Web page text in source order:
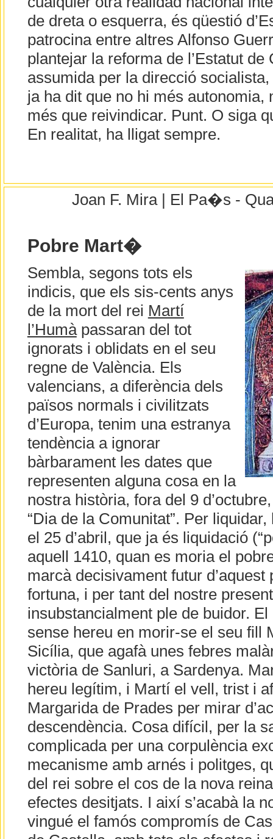
de dreta o esquerra, és qüestió
patrocina entre altres Alfonso
plantejar la reforma de l’Estatut de
assumida per la direcció
ja ha dit que no hi més autonomia,
més que reivindicar. Punt. O siga
En realitat, ha lligat sempre.
Joan F. Mira | El Pa�s -
Pobre Mart�
Sembla, segons tots els
indicis, que els sis-cents anys
de la mort del rei Martí
l’Humàpassaran del tot
ignorats i oblidats en el seu
regne de València. Els
valencians, a diferència dels
països normals i civilitzats
d’Europa, tenim una estranya
tendència a ignorar
bàrbarament les dates que
representen alguna cosa en la
nostra història, fora del 9
“Dia de la Comunitat”. Per
el 25 d’abril, que ja és liquidació
aquell 1410, quan es moria el
marcà decisivament futur
fortuna, i per tant del nostre
insubstancialment ple de buidor.
sense hereu en morir-se el seu fill
Sicília, que agafà unes febres
victòria de Sanluri, a Sardenya.
hereu legítim, i Martí el vell, trist i
Margarida de Prades per mirar
descendència. Cosa difícil, per la
complicada per una corpulència
mecanisme amb arnés i politges,
del rei sobre el cos de la nova
efectes desitjats. I així s’acabà la
vingué el famós compromís de